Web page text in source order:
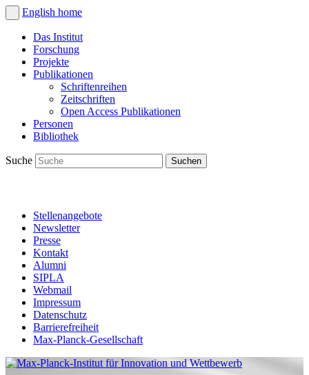
English home
Das Institut
Forschung
Projekte
Publikationen
Schriftenreihen
Zeitschriften
Open Access Publikationen
Personen
Bibliothek
Suche
Stellenangebote
Newsletter
Presse
Kontakt
Alumni
SIPLA
Webmail
Impressum
Datenschutz
Barrierefreiheit
Max-Planck-Gesellschaft